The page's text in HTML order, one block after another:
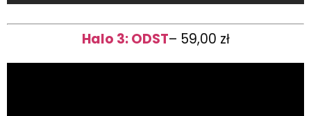
Halo 3: ODST– 59,00 zł